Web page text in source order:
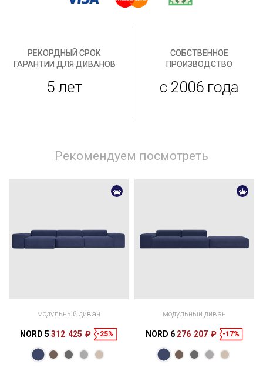
РЕКОРДНЫЙ СРОК
ГАРАНТИИ ДЛЯ ДИВАНОВ
5 лет
СОБСТВЕННОЕ
ПРОИЗВОДСТВО
с 2006 года
Рекомендуем посмотреть
модульный диван
NORD 5 312 425 ₽ -25%
модульный диван
NORD 6 276 207 ₽ -17%